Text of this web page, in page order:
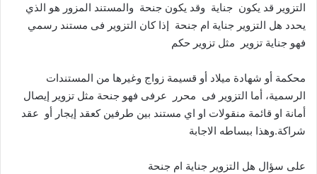
التزوير قد يكون جناية وقد يكون جنحة والمستند المزور هو الذي
يحدد هل التزوير جناية ام جنحة إذا كان التزوير فى مستند رسمي
فهو جناية تزوير مثل تزوير حكم
محكمة أو شهادة ميلاد أو قسيمة زواج وغيرها من المستندات
الرسمية، أما التزوير فى محرر عرفى فهو جنحة مثل تزوير إيصال
أمانة او قائمة منقولات او اي مستند بين طرفين كعقد إيجار أو عقد
شراكة.وهذا ببساطه الاجابة
على سؤال هل التزوير جناية ام جنحة